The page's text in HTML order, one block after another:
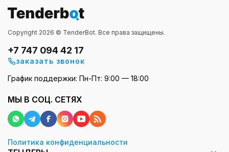
Copyright 2026 © TenderBot. Все права защищены.
+7 747 094 42 17
заказать звонок
График поддержки: Пн-Пт: 9:00 — 18:00
МЫ В СОЦ. СЕТЯХ
Политика конфиденциальности